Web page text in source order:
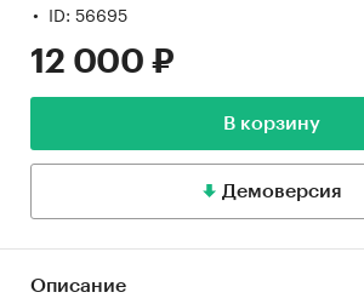
ID: 56695
12 000 ₽
В корзину
Демоверсия
Описание